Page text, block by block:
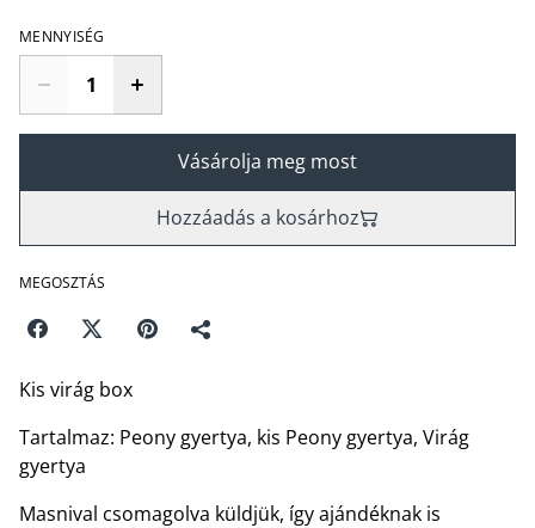
MENNYISÉG
Vásárolja meg most
Hozzáadás a kosárhoz
MEGOSZTÁS
Kis virág box
Tartalmaz: Peony gyertya, kis Peony gyertya, Virág
gyertya
Masnival csomagolva küldjük, így ajándéknak is